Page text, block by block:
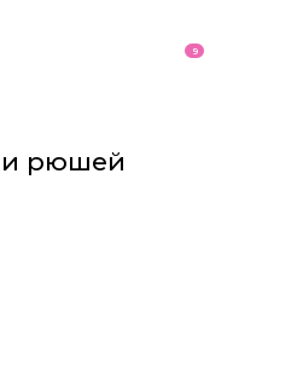
9
и рюшей